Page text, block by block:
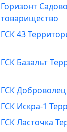
Горизонт
товарищество
ГСК 43
ГСК Базальт
ГСК
ГСК Искра-1
ГСК Ласточка